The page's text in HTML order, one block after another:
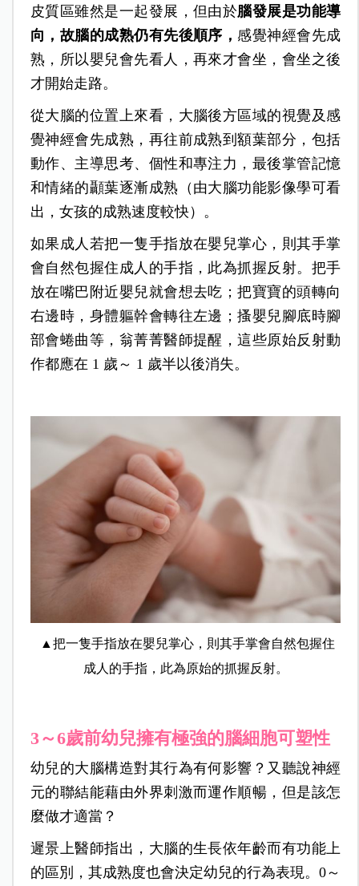
皮質區雖然是一起發展，但由於腦發展是功能導
向，故腦的成熟仍有先後順序， 感覺神經會先成
熟，所以嬰兒會先看人，再來才會坐，會坐之後
才開始走路。
從大腦的位置上來看，大腦後方區域的視覺及感
覺神經會先成熟，再往前成熟到額葉部分，包括
動作、主導思考、個性和專注力，最後掌管記憶
和情緒的顳葉逐漸成熟（由大腦功能影像學可看
出，女孩的成熟速度較快）。
如果成人若把一隻手指放在嬰兒掌心，則其手掌
會自然包握住成人的手指，此為抓握反射。把手
放在嘴巴附近嬰兒就會想去吃；把寶寶的頭轉向
右邊時，身體軀幹會轉往左邊；搔嬰兒腳底時腳
部會蜷曲等，翁菁菁醫師提醒，這些原始反射動
作都應在 1 歲～ 1 歲半以後消失。
▲把一隻手指放在嬰兒掌心，則其手掌會自然包握住
成人的手指，此為原始的抓握反射。
3～6歲前幼兒擁有極強的腦細胞可塑性
幼兒的大腦構造對其行為有何影響？又聽說神經
元的聯結能藉由外界刺激而運作順暢，但是該怎
麼做才適當？
遲景上醫師指出，大腦的生長依年齡而有功能上
的區別，其成熟度也會決定幼兒的行為表現。0～